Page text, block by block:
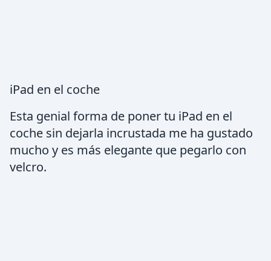
iPad en el coche
Esta genial forma de poner tu iPad en el
coche sin dejarla incrustada me ha gustado
mucho y es más elegante que pegarlo con
velcro.